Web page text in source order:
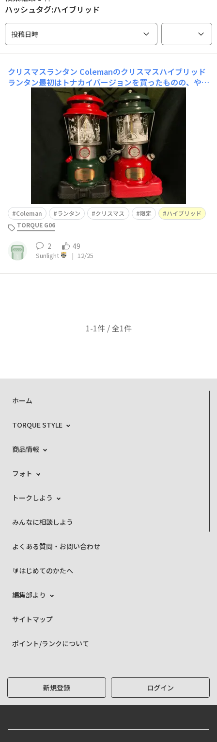
ハッシュタグ:ハイブリッド
投稿日時
クリスマスランタン Colemanのクリスマスハイブリッド
ランタン最初はトナカイバージョンを買ったものの、やは
りセットで飾った方が可愛いと悪魔の声が聴こえ（笑）、
後からサンタバージョンも購入してしまいました😅
Coleman ランタン クリスマス 限定
ハイブリッド
TORQUE G06
2 49
Sunlight | 12/25
1-1件 / 全1件
ホーム
TORQUE STYLE
商品情報
フォト
トークしよう
みんなに相談しよう
よくある質問・お問い合わせ
🔰はじめてのかたへ
編集部より
サイトマップ
ポイント/ランクについて
新規登録 ログイン